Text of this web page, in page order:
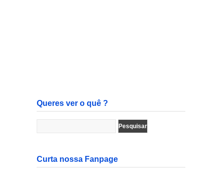
Queres ver o quê ?
Curta nossa Fanpage